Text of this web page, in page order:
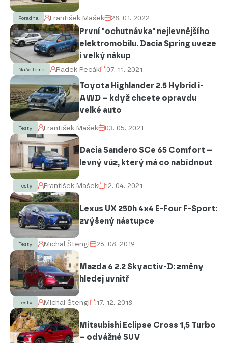
Poradna František Mašek 28. 01. 2022
První "ochutnávka" nejlevnějšího
elektromobilu. Dacia Spring uveze
i velký nákup
Naše téma Radek Pecák 07. 11. 2021
Toyota Highlander 2.5 Hybrid i-
AWD – když chcete opravdu
velké auto
Testy František Mašek 03. 05. 2021
Dacia Sandero SCe 65 Comfort –
levný vůz, který má co nabídnout
Testy František Mašek 12. 04. 2021
Lexus UX 250h 4x4 E-Four F-Sport:
zvýšený nástupce
Testy Michal Štengl 26. 08. 2019
Mazda 6 2.2 Skyactiv-D: změny
hledej uvnitř
Testy Michal Štengl 17. 12. 2018
Mitsubishi Eclipse Cross 1,5 Turbo
– odvážné SUV